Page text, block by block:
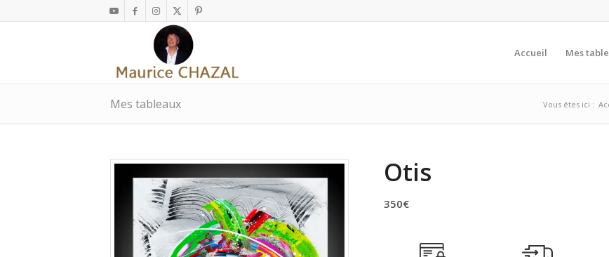
Accueil Mes
Mes tableaux Vous êtes ici :
Otis
350€